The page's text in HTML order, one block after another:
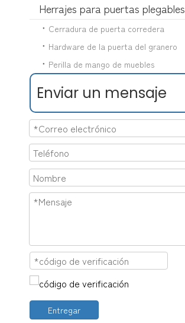
Herrajes para puertas plegables
Cerradura de puerta corredera
Hardware de la puerta del granero
Perilla de mango de muebles
Enviar un mensaje
Entregar